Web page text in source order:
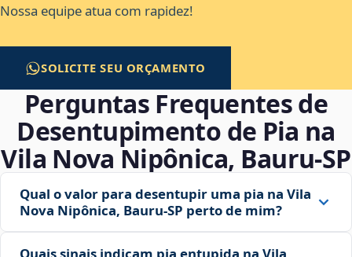
Nossa equipe atua com rapidez!
SOLICITE SEU ORÇAMENTO
Perguntas Frequentes de
Desentupimento de Pia na
Vila Nova Nipônica, Bauru‑SP
Qual o valor para desentupir uma pia na Vila
Nova Nipônica, Bauru‑SP perto de mim?